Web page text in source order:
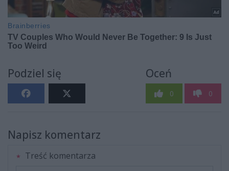
Podziel się Oceń
0 0
Napisz komentarz
Treść komentarza